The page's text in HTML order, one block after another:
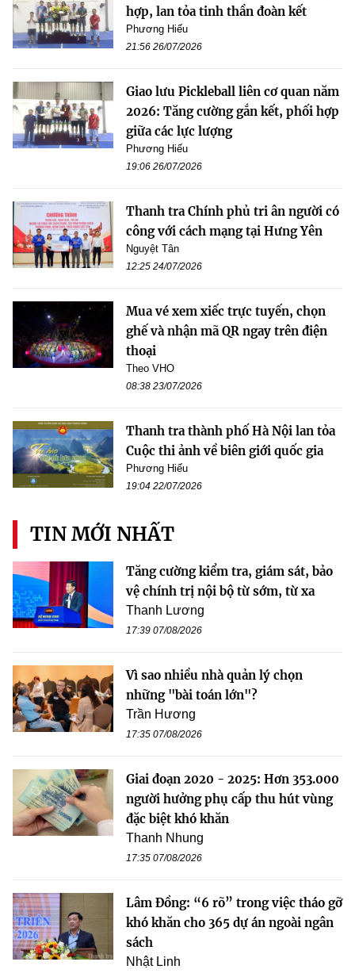
hợp, lan tỏa tinh thần đoàn kết
Phương Hiếu
21:56 26/07/2026
Giao lưu Pickleball liên cơ quan năm
2026: Tăng cường gắn kết, phối hợp
giữa các lực lượng
Phương Hiếu
19:06 26/07/2026
Thanh tra Chính phủ tri ân người có
công với cách mạng tại Hưng Yên
Nguyệt Tân
12:25 24/07/2026
Mua vé xem xiếc trực tuyến, chọn
ghế và nhận mã QR ngay trên điện
thoại
Theo VHO
08:38 23/07/2026
Thanh tra thành phố Hà Nội lan tỏa
Cuộc thi ảnh về biên giới quốc gia
Phương Hiếu
19:04 22/07/2026
TIN MỚI NHẤT
Tăng cường kiểm tra, giám sát, bảo
vệ chính trị nội bộ từ sớm, từ xa
Thanh Lương
17:39 07/08/2026
Vì sao nhiều nhà quản lý chọn
những "bài toán lớn"?
Trần Hương
17:35 07/08/2026
Giai đoạn 2020 - 2025: Hơn 353.000
người hưởng phụ cấp thu hút vùng
đặc biệt khó khăn
Thanh Nhung
17:35 07/08/2026
Lâm Đồng: “6 rõ” trong việc tháo gỡ
khó khăn cho 365 dự án ngoài ngân
sách
Nhật Linh